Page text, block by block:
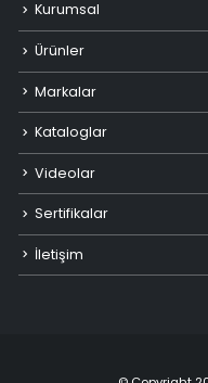
Kurumsal
Ürünler
Markalar
Kataloglar
Videolar
Sertifikalar
İletişim